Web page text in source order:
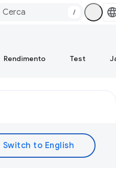
/
Rendimento Test